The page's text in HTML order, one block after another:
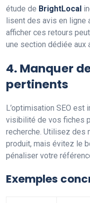
étude de BrightLocal
lisent des avis en ligne
afficher ces retours
une section dédiée aux
4. Manquer
pertinents
L’optimisation SEO est
visibilité de vos fiches
recherche. Utilisez
produit, mais évitez le
pénaliser votre
Exemples